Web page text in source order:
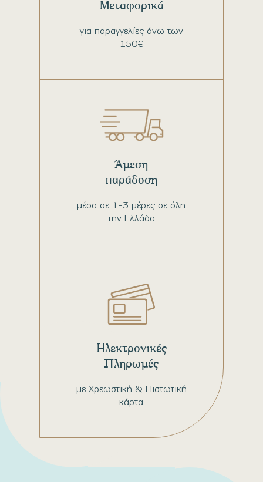
για παραγγελίες άνω των
150€
Μεταφορικά
μέσα σε 1-3 μέρες σε όλη
την Ελλάδα
Άμεση
παράδοση
με Χρεωστική & Πιστωτική
κάρτα
Ηλεκτρονικές
Πληρωμές